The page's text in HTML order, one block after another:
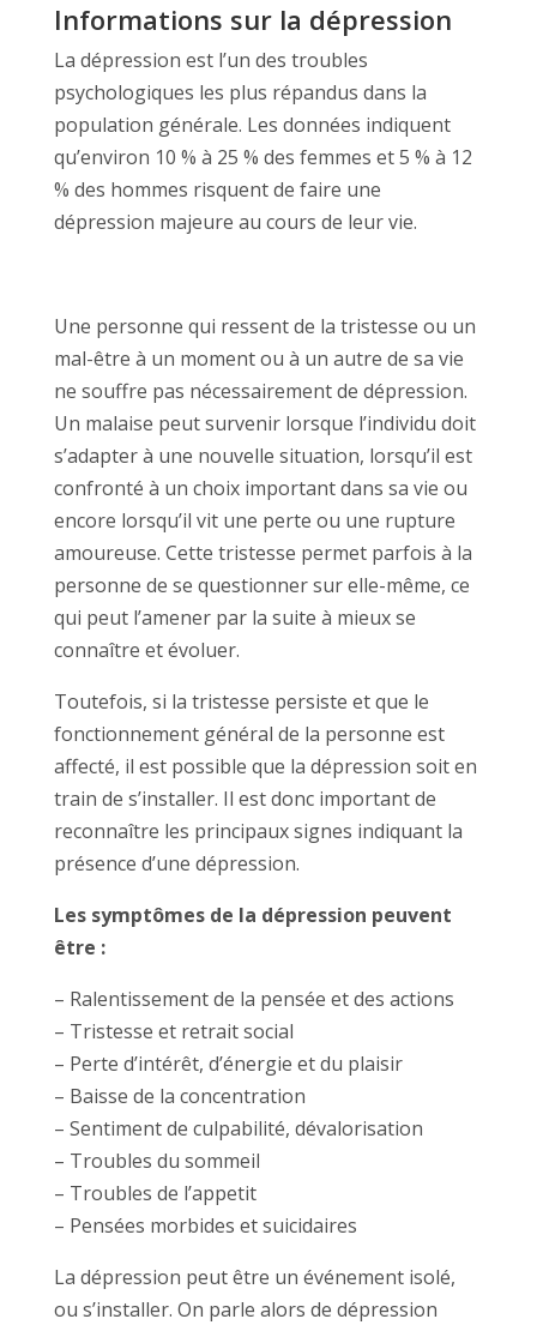
Informations sur la dépression
La dépression est l’un des troubles
psychologiques les plus répandus dans la
population générale. Les données indiquent
qu’environ 10 % à 25 % des femmes et 5 % à 12
% des hommes risquent de faire une
dépression majeure au cours de leur vie.
Une personne qui ressent de la tristesse ou un
mal-être à un moment ou à un autre de sa vie
ne souffre pas nécessairement de dépression.
Un malaise peut survenir lorsque l’individu doit
s’adapter à une nouvelle situation, lorsqu’il est
confronté à un choix important dans sa vie ou
encore lorsqu’il vit une perte ou une rupture
amoureuse. Cette tristesse permet parfois à la
personne de se questionner sur elle-même, ce
qui peut l’amener par la suite à mieux se
connaître et évoluer.
Toutefois, si la tristesse persiste et que le
fonctionnement général de la personne est
affecté, il est possible que la dépression soit en
train de s’installer. Il est donc important de
reconnaître les principaux signes indiquant la
présence d’une dépression.
Les symptômes de la dépression peuvent
être :
– Ralentissement de la pensée et des actions
– Tristesse et retrait social
– Perte d’intérêt, d’énergie et du plaisir
– Baisse de la concentration
– Sentiment de culpabilité, dévalorisation
– Troubles du sommeil
– Troubles de l’appetit
– Pensées morbides et suicidaires
La dépression peut être un événement isolé,
ou s’installer. On parle alors de dépression